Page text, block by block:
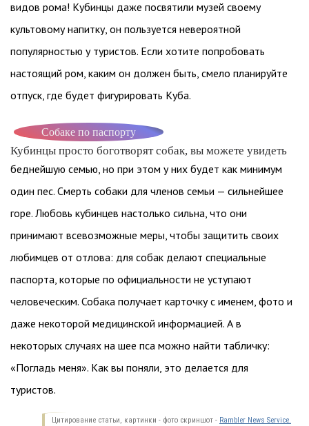
видов рома! Кубинцы даже посвятили музей своему
культовому напитку, он пользуется невероятной
популярностью у туристов. Если хотите попробовать
настоящий ром, каким он должен быть, смело планируйте
отпуск, где будет фигурировать Куба.
Собаке по паспорту
Кубинцы просто боготворят собак, вы можете увидеть
беднейшую семью, но при этом у них будет как минимум
один пес. Смерть собаки для членов семьи — сильнейшее
горе. Любовь кубинцев настолько сильна, что они
принимают всевозможные меры, чтобы защитить своих
любимцев от отлова: для собак делают специальные
паспорта, которые по официальности не уступают
человеческим. Собака получает карточку с именем, фото и
даже некоторой медицинской информацией. А в
некоторых случаях на шее пса можно найти табличку:
«Погладь меня». Как вы поняли, это делается для
туристов.
Цитирование статьи, картинки - фото скриншот - Rambler News Service.